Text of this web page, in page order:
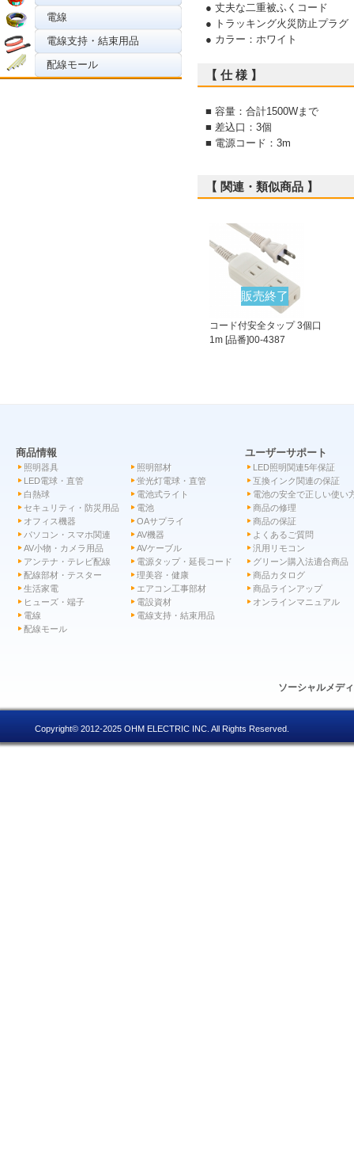
電線
電線支持・結束用品
配線モール
● 丈夫な二重被ふくコード
● トラッキング火災防止プラグ
● カラー：ホワイト
【 仕 様 】
■ 容量：合計1500Wまで
■ 差込口：3個
■ 電源コード：3m
【 関連・類似商品 】
販売終了
コード付安全タップ 3個口
1m [品番]00-4387
商品情報
照明器具
照明部材
LED電球・直管
蛍光灯電球・直管
白熱球
電池式ライト
セキュリティ・防災用品
電池
オフィス機器
OAサプライ
パソコン・スマホ関連
AV機器
AV小物・カメラ用品
AVケーブル
アンテナ・テレビ配線
電源タップ・延長コード
配線部材・テスター
理美容・健康
生活家電
エアコン工事部材
ヒューズ・端子
電設資材
電線
電線支持・結束用品
配線モール
ユーザーサポート
LED照明関連5年保証
互換インク関連の保証
電池の安全で正しい使い
商品の修理
商品の保証
よくあるご質問
汎用リモコン
グリーン購入法適合商品
商品カタログ
商品ラインアップ
オンラインマニュアル
ソーシャルメデ
Copyright© 2012-2025 OHM ELECTRIC INC. All Rights Reserved.